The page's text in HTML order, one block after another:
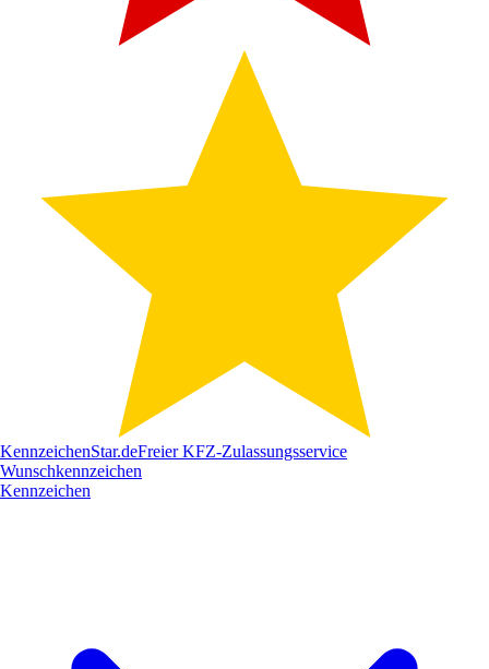
KennzeichenStar.deFreier KFZ-Zulassungsservice
Wunschkennzeichen
Kennzeichen